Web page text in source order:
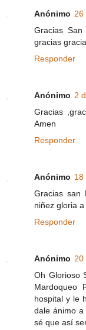
Anónimo 26
Gracias
gracias
Responder
Anónimo 2
Gracias
Amen
Responder
Anónimo 18
Gracias san
niñez gloria
Responder
Anónimo 20
Oh Glorioso
Mardoqueo
hospital y le
dale ánimo
sé que así